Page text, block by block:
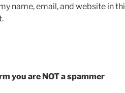
name, email, and website in
you are NOT a spammer